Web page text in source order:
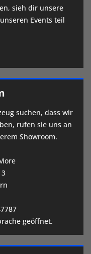
sieh dir unsere
Events teil
suchen, dass wir
rufen sie uns an
Showroom.
geöffnet.